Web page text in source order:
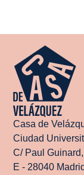
Casa de
Ciudad
C/ Paul
E - 28040 Madrid